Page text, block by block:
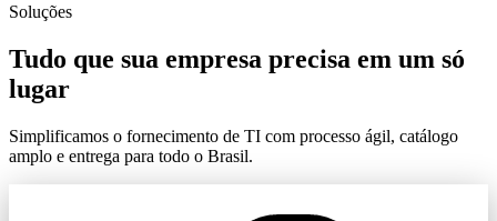
Soluções
Tudo que sua empresa precisa em um só
lugar
Simplificamos o fornecimento de TI com processo ágil, catálogo
amplo e entrega para todo o Brasil.